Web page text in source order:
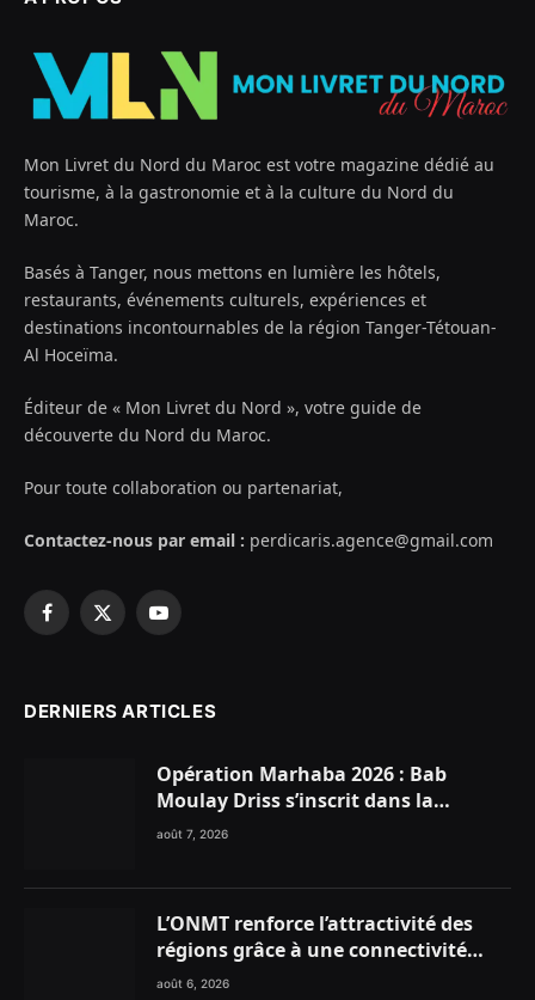
Mon Livret du Nord du Maroc est votre magazine dédié au
tourisme, à la gastronomie et à la culture du Nord du
Maroc.
Basés à Tanger, nous mettons en lumière les hôtels,
restaurants, événements culturels, expériences et
destinations incontournables de la région Tanger-Tétouan-
Al Hoceïma.
Éditeur de « Mon Livret du Nord », votre guide de
découverte du Nord du Maroc.
Pour toute collaboration ou partenariat,
Contactez-nous par email : perdicaris.agence@gmail.com
Facebook
X
YouTube
DERNIERS ARTICLES
Opération Marhaba 2026 : Bab
Moulay Driss s’inscrit dans la
dynamique nationale en faveur des
août 7, 2026
L’ONMT renforce l’attractivité des
régions grâce à une connectivité
aérienne historique de Ryanair
août 6, 2026